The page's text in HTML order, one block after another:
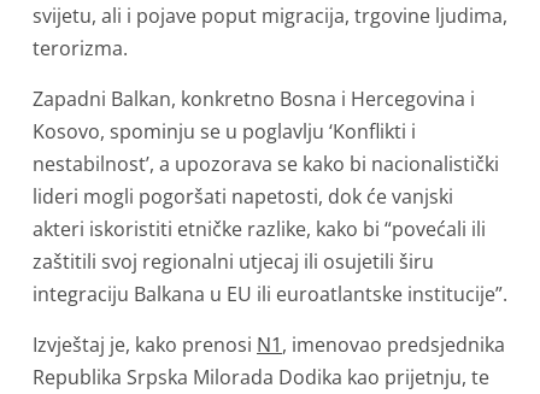
svijetu, ali i pojave poput migracija, trgovine ljudima,
terorizma.
Zapadni Balkan, konkretno Bosna i Hercegovina i
Kosovo, spominju se u poglavlju ‘Konflikti i
nestabilnost’, a upozorava se kako bi nacionalistički
lideri mogli pogoršati napetosti, dok će vanjski
akteri iskoristiti etničke razlike, kako bi “povećali ili
zaštitili svoj regionalni utjecaj ili osujetili širu
integraciju Balkana u EU ili euroatlantske institucije”.
Izvještaj je, kako prenosi N1, imenovao predsjednika
Republika Srpska Milorada Dodika kao prijetnju, te